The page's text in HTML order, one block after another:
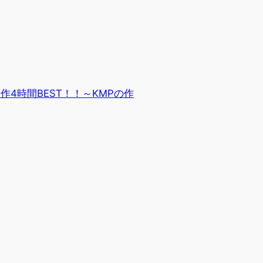
4時間BEST！！～KMPの作